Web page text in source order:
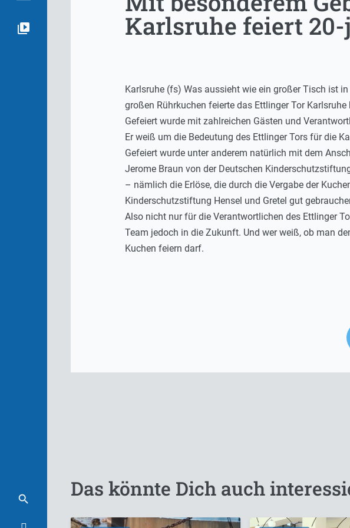
Karlsruhe feiert
Karlsruhe (fs) Was aussieht wie ein großer Tisch ist
großen Rührkuchen feierte das Ettlinger Tor
Gefeiert wurde mit zahlreichen Gästen und
Er weiß um die Bedeutung des Ettlinger Tors für die
Gefeiert wurde unter anderem natürlich mit dem
Jerome Braun von der Deutschen
– nämlich die Erlöse, die durch die Vergabe der
Kinderschutzstiftung Hensel und Gretel gut
Also nicht nur für die Verantwortlichen des Ettlinger
Team jedoch in die Zukunft. Und wer weiß, ob man
Kuchen feiern darf.
Das könnte Dich auch